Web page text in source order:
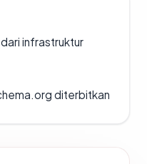
infrastruktur
diterbitkan